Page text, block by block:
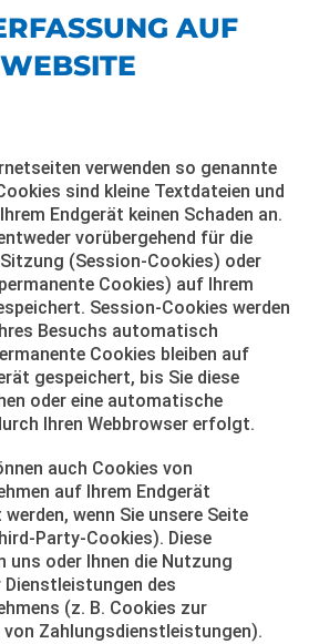
AUF
verwenden so genannte
sind kleine Textdateien und
Endgerät keinen Schaden an.
vorübergehend für die
Sitzung (Session-Cookies) oder
Cookies) auf Ihrem
Session-Cookies werden
Besuchs automatisch
Cookies bleiben auf
gespeichert, bis Sie diese
oder eine automatische
Ihren Webbrowser erfolgt.
auch Cookies von
auf Ihrem Endgerät
wenn Sie unsere Seite
Party-Cookies). Diese
uns oder Ihnen die Nutzung
des
(z. B. Cookies zur
Zahlungsdienstleistungen).